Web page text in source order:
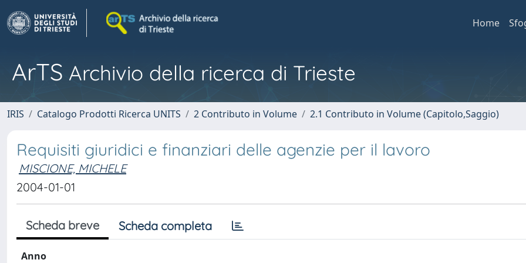
Home
ArTS Archivio della ricerca di Trieste
IRIS Catalogo Prodotti Ricerca UNITS 2 Contributo in Volume 2.1 Contributo in Volume (Capitolo,Saggio)
Requisiti giuridici e finanziari delle agenzie per il lavoro
MISCIONE, MICHELE
2004-01-01
Scheda breve Scheda completa
Anno